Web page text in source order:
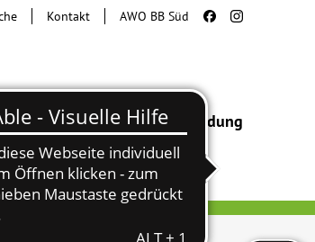
& HilfeBegegnung Bildung
Kontakt AWO BB Süd